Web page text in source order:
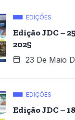
EDIÇÕES
Edição JDC –
2025
23 De Maio
EDIÇÕES
Edição JDC –